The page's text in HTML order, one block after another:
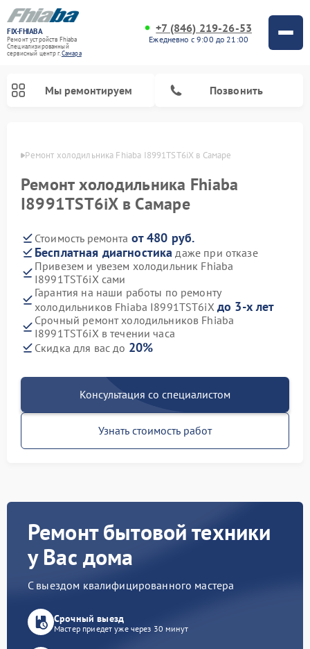
FIX-FHIABA
Ремонт устройств Fhiaba
Специализированный
cервисный центр г.Самара
+7 (846) 219-26-53
Ежедневно с 9:00 до 21:00
Мы ремонтируем Позвонить
Ремонт холодильника Fhiaba I8991TST6iX в Самаре
Ремонт холодильника Fhiaba
I8991TST6iX в Самаре
Стоимость ремонта от 480 руб.
Бесплатная диагностика даже при отказе
Привезем и увезем холодильник Fhiaba
I8991TST6iX сами
Гарантия на наши работы по ремонту
холодильников Fhiaba I8991TST6iX до 3-х лет
Срочный ремонт холодильников Fhiaba
I8991TST6iX в течении часа
Скидка для вас до 20%
Консультация со специалистом
Узнать стоимость работ
Ремонт бытовой техники
у Вас дома
С выездом квалифицированного мастера
Срочный выезд
Мастер приедет уже через 30 минут